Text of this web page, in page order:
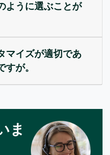
ように選ぶことが
マイズが適切であ
が。
ま